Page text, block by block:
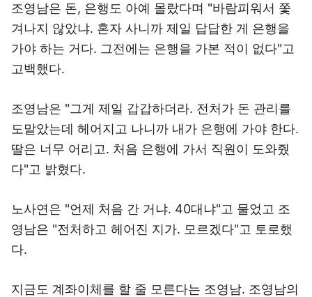
조영남은 돈, 은행도 아예 몰랐다며 "바람피워서 쫓
겨나지 않았냐. 혼자 사니까 제일 답답한 게 은행을
가야 하는 거다. 그전에는 은행을 가본 적이 없다"고
고백했다.
조영남은 "그게 제일 갑갑하더라. 전처가 돈 관리를
도맡았는데 헤어지고 나니까 내가 은행에 가야 한다.
딸은 너무 어리고. 처음 은행에 가서 직원이 도와줬
다"고 밝혔다.
노사연은 "언제 처음 간 거냐. 40대냐"고 물었고 조
영남은 "전처하고 헤어진 지가. 모르겠다"고 토로했
다.
지금도 계좌이체를 할 줄 모른다는 조영남. 조영남의